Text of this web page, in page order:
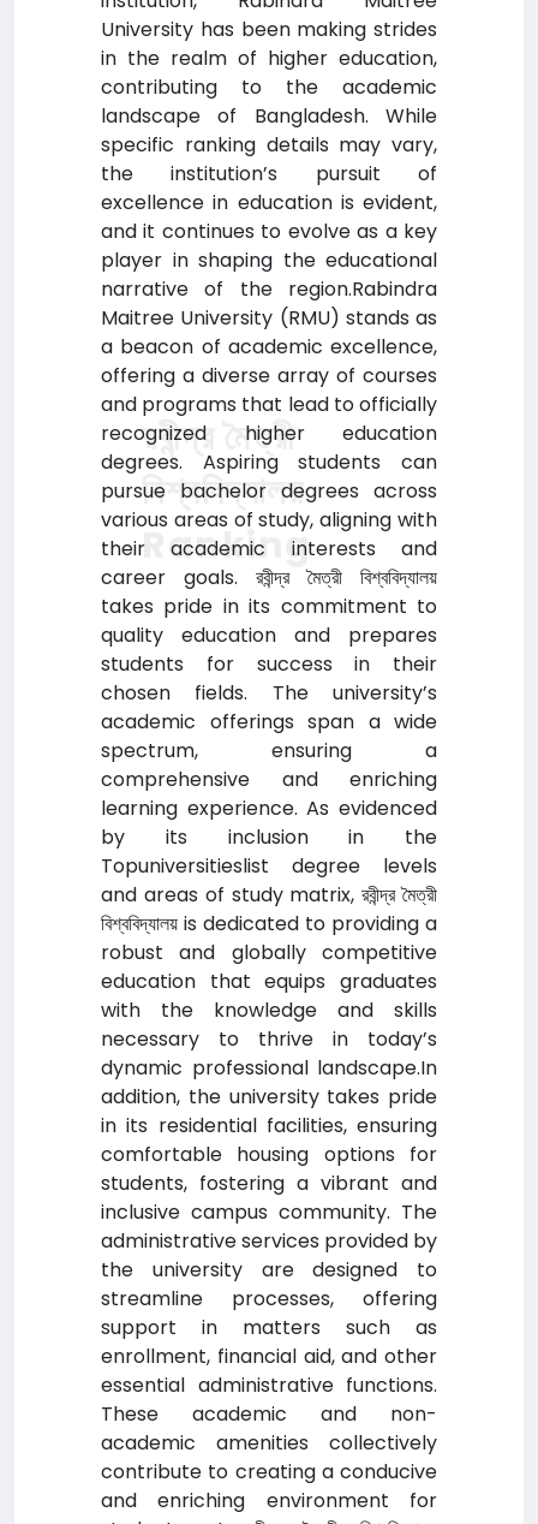
University has been making strides
in the realm of higher education,
contributing to the academic
landscape of Bangladesh. While
specific ranking details may vary,
the institution’s pursuit of
excellence in education is evident,
and it continues to evolve as a key
player in shaping the educational
narrative of the region.Rabindra
Maitree University (RMU) stands as
a beacon of academic excellence,
offering a diverse array of courses
and programs that lead to officially
recognized higher education
degrees. Aspiring students can
pursue bachelor degrees across
various areas of study, aligning with
their academic interests and
career goals. রবীন্দ্র মৈত্রী বিশ্ববিদ্যালয়
takes pride in its commitment to
quality education and prepares
students for success in their
chosen fields. The university’s
academic offerings span a wide
spectrum, ensuring a
comprehensive and enriching
learning experience. As evidenced
by its inclusion in the
Topuniversitieslist degree levels
and areas of study matrix, রবীন্দ্র মৈত্রী
বিশ্ববিদ্যালয় is dedicated to providing a
robust and globally competitive
education that equips graduates
with the knowledge and skills
necessary to thrive in today’s
dynamic professional landscape.In
addition, the university takes pride
in its residential facilities, ensuring
comfortable housing options for
students, fostering a vibrant and
inclusive campus community. The
administrative services provided by
the university are designed to
streamline processes, offering
support in matters such as
enrollment, financial aid, and other
essential administrative functions.
These academic and non-
academic amenities collectively
contribute to creating a conducive
and enriching environment for
রবীন্দ্র মৈত্রী
বিশ্ববিদ্যালয়
Ranking